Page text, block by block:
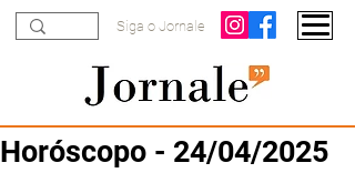
Siga o Jornale
Horóscopo - 24/04/2025